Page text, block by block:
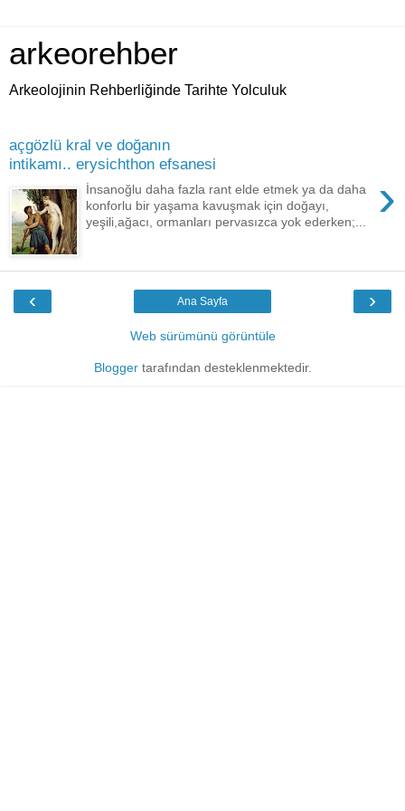
arkeorehber
Arkeolojinin Rehberliğinde Tarihte Yolculuk
açgözlü kral ve doğanın
intikamı.. erysichthon efsanesi
›
İnsanoğlu daha fazla rant elde etmek ya da daha
konforlu bir yaşama kavuşmak için doğayı,
yeşili,ağacı, ormanları pervasızca yok ederken;...
‹ ›
Ana Sayfa
Web sürümünü görüntüle
Bloggertarafından desteklenmektedir.